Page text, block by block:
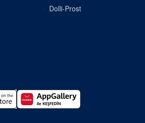
Dolli-Prost